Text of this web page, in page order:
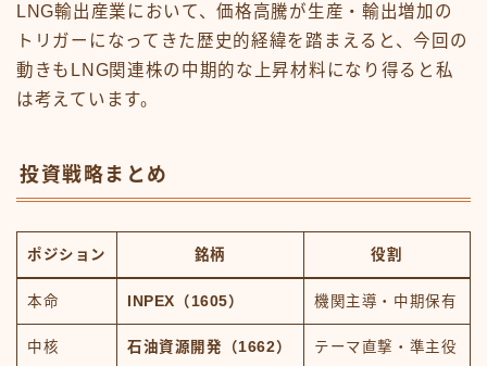
LNG輸出産業において、価格高騰が生産・輸出増加の
トリガーになってきた歴史的経緯を踏まえると、今回の
動きもLNG関連株の中期的な上昇材料になり得ると私
は考えています。
投資戦略まとめ
ポジション 銘柄 役割
本命 INPEX（1605） 機関主導・中期保有
中核 石油資源開発（1662） テーマ直撃・準主役